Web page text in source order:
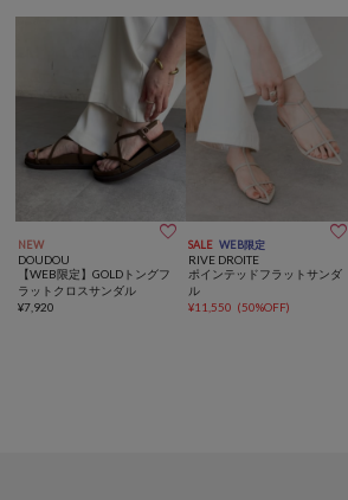
NEW 
DOUDOU
【WEB限定】GOLDトングフ
ラットクロスサンダル
¥7,920
SALE WEB限定 
RIVE DROITE
ポインテッドフラットサンダ
ル
¥11,550 (50%OFF)